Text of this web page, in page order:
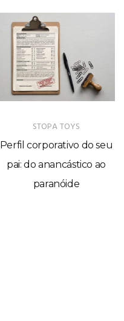
STOPA TOYS
Perfil corporativo do seu
pai: do anancástico ao
paranóide